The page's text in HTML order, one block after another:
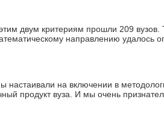
двум критериям прошли 209 вузов.
направлению удалось
настаивали на включении в
продукт вуза. И мы очень